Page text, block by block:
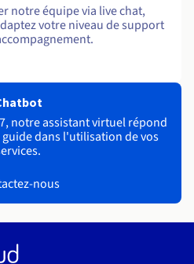
notre équipe via live chat,
votre niveau de support
notre assistant virtuel répond
dans l'utilisation de vos
nous